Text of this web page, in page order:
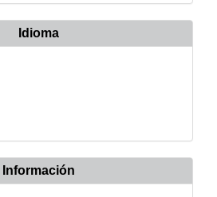
Idioma
Información